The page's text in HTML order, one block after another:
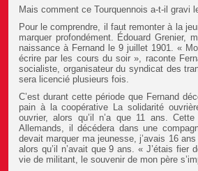
Mais comment ce Tourquennois a-t-il gravi
Pour le comprendre, il faut remonter à la
marquer profondément. Édouard Grenier,
naissance à Fernand le 9 juillet 1901. «
écrire par les cours du soir », raconte
socialiste, organisateur du syndicat des
sera licencié plusieurs fois.
C’est durant cette période que Fernand
pain à la coopérative La solidarité
ouvrier, alors qu’il n’a que 11 ans.
Allemands, il décédera dans une
devait marquer ma jeunesse, j’avais 16
alors qu’il n’avait que 9 ans. « J’étais fier
vie de militant, le souvenir de mon père